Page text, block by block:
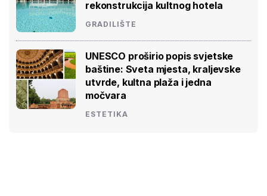
rekonstrukcija kultnog hotela
GRADILIŠTE
UNESCO proširio popis svjetske
baštine: Sveta mjesta, kraljevske
utvrde, kultna plaža i jedna
močvara
ESTETIKA